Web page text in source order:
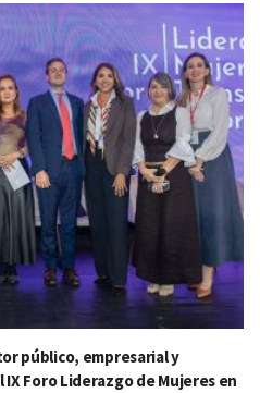
público, empresarial y
Foro Liderazgo de Mujeres en